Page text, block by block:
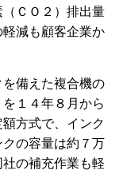
ＣＯ２）排出量
減も顧客企業か
備えた複合機の
１４年８月から
方式で、インク
の容量は約７万
の補充作業も軽